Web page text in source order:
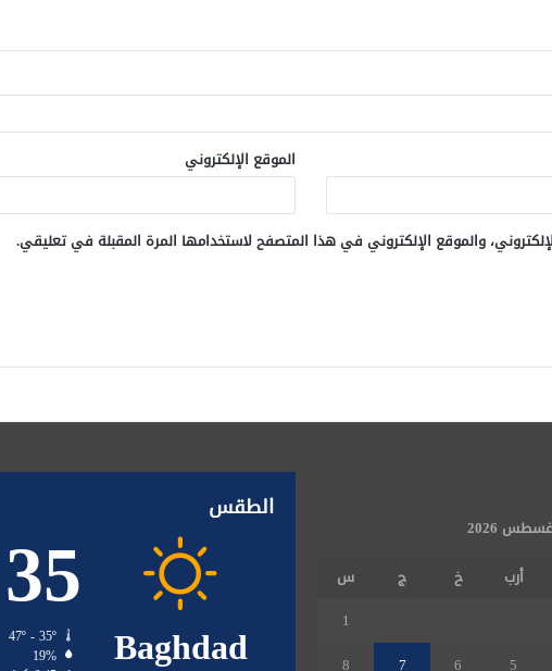
الموقع الإلكتروني
والموقع الإلكتروني في هذا المتصفح لاستخدامها المرة المقبلة في تعليقي.
2026
أرب خ ج
س
1
5
6
7
8
الطقس
Baghdad
35
47º - 35º
19%